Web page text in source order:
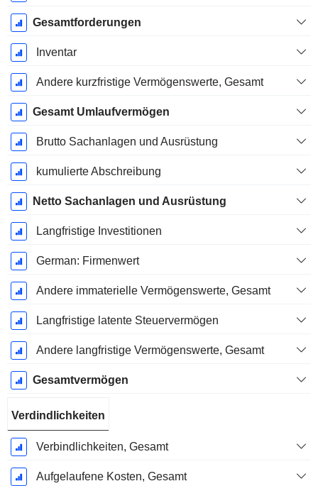
Gesamtforderungen
Inventar
Andere kurzfristige Vermögenswerte, Gesamt
Gesamt Umlaufvermögen
Brutto Sachanlagen und Ausrüstung
kumulierte Abschreibung
Netto Sachanlagen und Ausrüstung
Langfristige Investitionen
German: Firmenwert
Andere immaterielle Vermögenswerte, Gesamt
Langfristige latente Steuervermögen
Andere langfristige Vermögenswerte, Gesamt
Gesamtvermögen
Verdindlichkeiten
Verbindlichkeiten, Gesamt
Aufgelaufene Kosten, Gesamt